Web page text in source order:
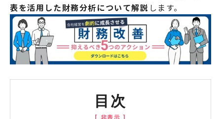
表を活用した財務分析について解説 します。
目次